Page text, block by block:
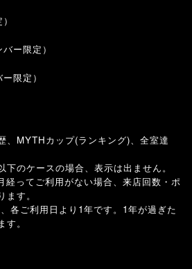
ー限定）
限定）
、MYTHカップ(ランキング)、全室達
のケースの場合、表示は出ません。
ってご利用がない場合、来店回数・ポ
す。
各ご利用日より1年です。1年が過ぎた
。